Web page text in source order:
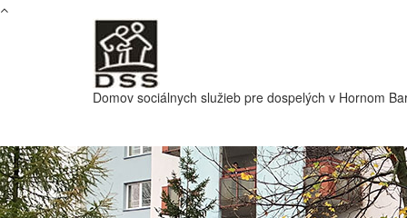
Skočiť na hlavný obsah
Domov sociálnych služieb pre dospelých v Hornom